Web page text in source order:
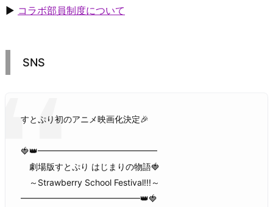
▶ コラボ部員制度について
SNS
すとぷり初のアニメ映画化決定🎉
🍓👑━━━━━━━━━━━━━━
劇場版すとぷり はじまりの物語🍓
～Strawberry School Festival!!!～
━━━━━━━━━━━━━━👑🍓